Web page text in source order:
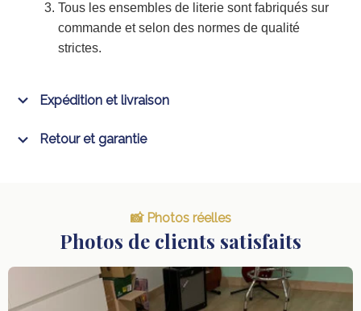
Tous les ensembles de literie sont fabriqués sur
commande et selon des normes de qualité
strictes.
Expédition et livraison
Retour et garantie
📸 Photos réelles
Photos de clients satisfaits